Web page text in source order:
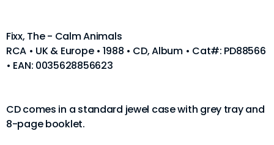
Fixx, The - Calm Animals
RCA • UK & Europe • 1988 • CD, Album • Cat#: PD88566
• EAN: 0035628856623
CD comes in a standard jewel case with grey tray and
8-page booklet.